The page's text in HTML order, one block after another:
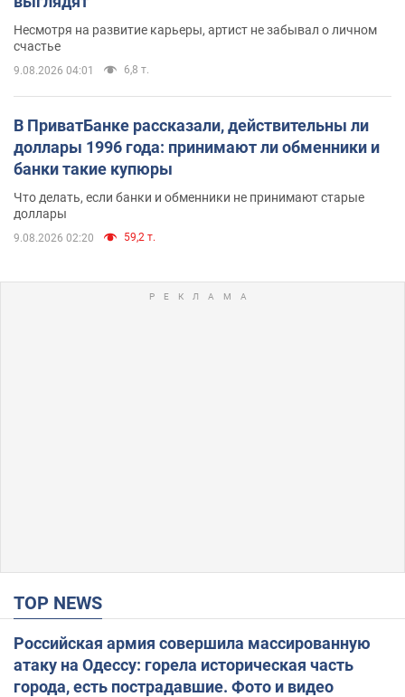
Несмотря на развитие карьеры, артист не забывал о личном
счастье
9.08.2026 04:01 6,8 т.
В ПриватБанке рассказали, действительны ли
доллары 1996 года: принимают ли обменники и
банки такие купюры
Что делать, если банки и обменники не принимают старые
доллары
9.08.2026 02:20 59,2 т.
TOP NEWS
Российская армия совершила массированную
атаку на Одессу: горела историческая часть
города, есть пострадавшие. Фото и видео